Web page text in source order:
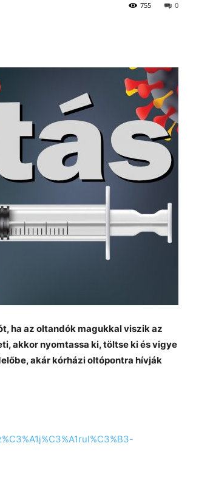
0
755
ha az oltandók magukkal viszik az
akkor nyomtassa ki, töltse ki és vigye
akár kórházi oltópontra hívják